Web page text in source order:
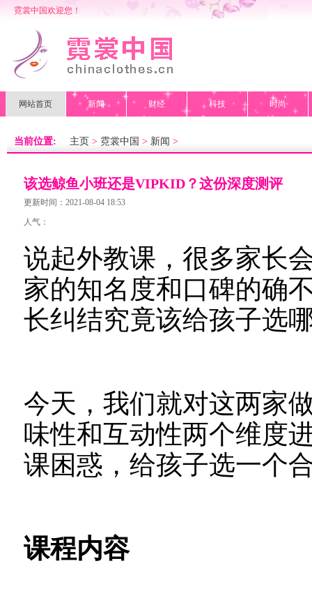
霓裳中国欢迎您！
网站首页 新闻 财经 科技 时尚
当前位置: 主页 > 霓裳中国 > 新闻 >
该选鲸鱼小班还是VIPKID？这份深度测评
收好了
更新时间：2021-08-04 18:53
人气：
说起外教课，很多家长
家的知名度和口碑的确
长纠结究竟该给孩子选
今天，我们就对这两家
味性和互动性两个维度
课困惑，给孩子选一个
课程内容